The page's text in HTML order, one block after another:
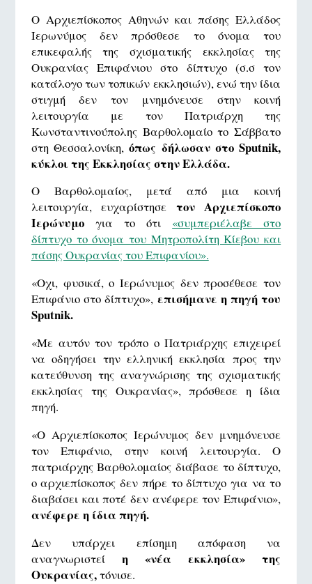
Ο Αρχιεπίσκοπος Αθηνών και πάσης Ελλάδος
Ιερωνύμος δεν πρόσθεσε το όνομα του
επικεφαλής της σχισματικής εκκλησίας της
Ουκρανίας Επιφάνιου στο δίπτυχο (σ.σ τον
κατάλογο των τοπικών εκκλησιών), ενώ την ίδια
στιγμή δεν τον μνημόνευσε στην κοινή
λειτουργία με τον Πατριάρχη της
Κωνσταντινούπολης Βαρθολομαίο το Σάββατο
στη Θεσσαλονίκη,όπως δήλωσαν στο Sputnik,
κύκλοι της Εκκλησίας στην Ελλάδα.
Ο Βαρθολομαίος, μετά από μια κοινή
λειτουργία, ευχαρίστησε τον Αρχιεπίσκοπο
Ιερώνυμογια το ότι «συμπεριέλαβε στο
δίπτυχο το όνομα του Μητροπολίτη Κίεβου και
πάσης Ουκρανίας του Επιφανίου».
«Οχι, φυσικά, ο Ιερώνυμος δεν προσέθεσε τον
Επιφάνιο στο δίπτυχο», επισήμανε η πηγή του
Sputnik.
«Με αυτόν τον τρόπο ο Πατριάρχης επιχειρεί
να οδηγήσει την ελληνική εκκλησία προς την
κατεύθυνση της αναγνώρισης της σχισματικής
εκκλησίας της Ουκρανίας», πρόσθεσε η ίδια
πηγή.
«Ο Αρχιεπίσκοπος Ιερώνυμος δεν μνημόνευσε
τον Επιφάνιο, στην κοινή λειτουργία. Ο
πατριάρχης Βαρθολομαίος διάβασε το δίπτυχο,
ο αρχιεπίσκοπος δεν πήρε το δίπτυχο για να το
διαβάσει και ποτέ δεν ανέφερε τον Επιφάνιο»,
ανέφερε η ίδια πηγή.
Δεν υπάρχει επίσημη απόφαση να
αναγνωριστεί η «νέα εκκλησία» της
Ουκρανίας,τόνισε.